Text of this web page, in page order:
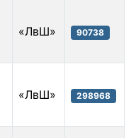
«ЛвШ» 90738
«ЛвШ» 298968